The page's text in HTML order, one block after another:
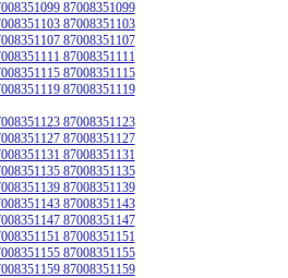
87008351099
87008351103
87008351107
87008351111
87008351115
87008351119
87008351123
87008351127
87008351131
87008351135
87008351139
87008351143
87008351147
87008351151
87008351155
87008351159